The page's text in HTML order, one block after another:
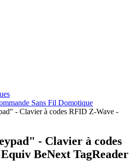
Sans Fil Domotique
- Clavier à codes RFID Z-Wave -
- Clavier à codes
BeNext TagReader